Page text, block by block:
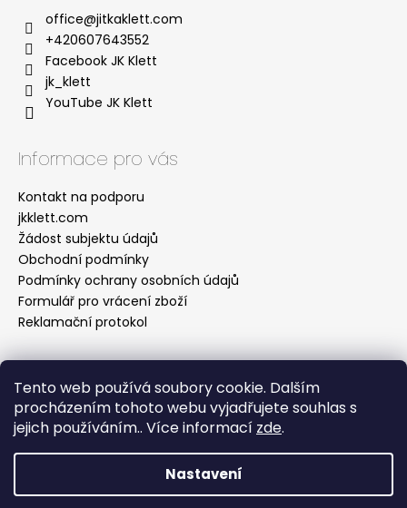
Tento web používá soubory cookie. Dalším
procházením tohoto webu vyjadřujete souhlas s
jejich používáním.. Více informací zde.
Nastavení
office@jitkaklett.com
+420607643552
Facebook JK Klett
jk_klett
YouTube JK Klett
Informace pro vás
Kontakt na podporu
jkklett.com
Žádost subjektu údajů
Obchodní podmínky
Podmínky ochrany osobních údajů
Formulář pro vrácení zboží
Reklamační protokol
Facebook